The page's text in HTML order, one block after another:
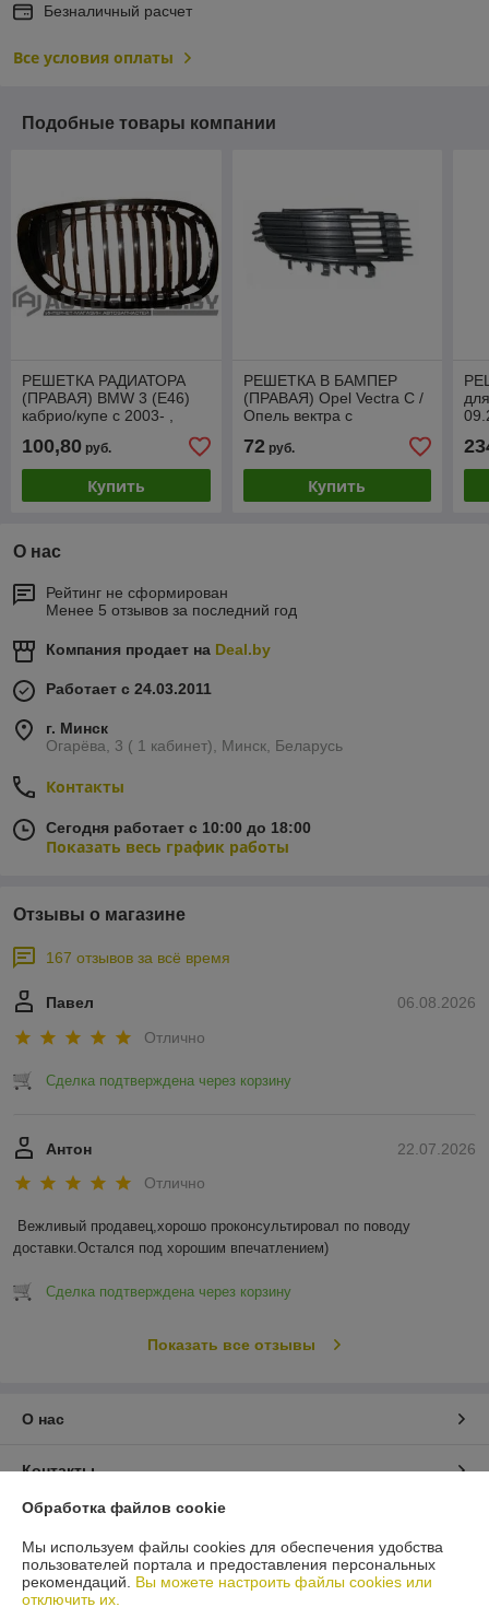
Безналичный расчет
Все условия оплаты
Подобные товары компании
РЕШЕТКА РАДИАТОРА
(ПРАВАЯ) BMW 3 (E46)
кабрио/купе с 2003- ,
PBM07034GBR
100,80 руб.
Купить
РЕШЕТКА В БАМПЕР
(ПРАВАЯ) Opel Vectra C /
Опель вектра с
72руб.
Купить
О нас
Рейтинг не сформирован
Менее 5 отзывов за последний год
Компания продает на Deal.by
Работает с 24.03.2011
г. Минск
Огарёва, 3 ( 1 кабинет), Минск, Беларусь
Контакты
Сегодня работает с 10:00 до 18:00
Показать весь график работы
Отзывы о магазине
167 отзывов за всё время
06.08.2026
Павел
Отлично
Сделка подтверждена через корзину
22.07.2026
Антон
Отлично
Вежливый продавец,хорошо проконсультировал по поводу
доставки.Остался под хорошим впечатлением)
Сделка подтверждена через корзину
Показать все отзывы
О нас
Контакты
Доставка и оплата
График работы
Обработка файлов cookie
Мы используем файлы cookies для обеспечения удобства
пользователей портала и предоставления персональных
рекомендаций. Вы можете настроить файлы cookies или
отключить их.